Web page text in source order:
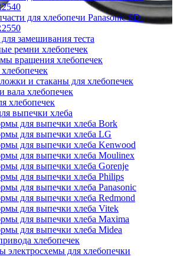
для хлебопечи Panasonic SD-
замешивания теста
ремни хлебопечек
вращения хлебопечек
и стаканы для хлебопечек
вала хлебопечек
хлебопечек
выпечки хлеба
для выпечки хлеба Bork
для выпечки хлеба LG
для выпечки хлеба Kenwood
для выпечки хлеба Moulinex
для выпечки хлеба Gorenje
для выпечки хлеба Philips
для выпечки хлеба Panasonic
для выпечки хлеба Redmond
для выпечки хлеба Vitek
для выпечки хлеба Maxima
для выпечки хлеба Midea
хлебопечек
электросхемы для хлебопечки